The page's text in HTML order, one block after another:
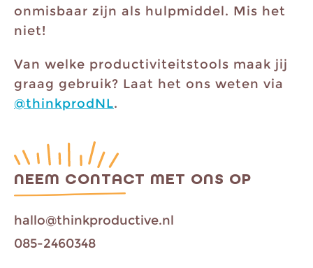
onmisbaar zijn als hulpmiddel. Mis het
niet!
Van welke productiviteitstools maak jij
graag gebruik? Laat het ons weten via
@thinkprodNL.
NEEM CONTACT MET ONS OP
hallo@thinkproductive.nl
085-2460348